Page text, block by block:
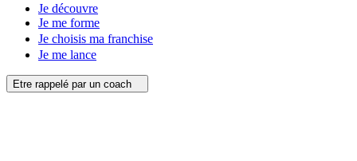
Je découvre
Je me forme
Je choisis ma franchise
Je me lance
Etre rappelé par un coach